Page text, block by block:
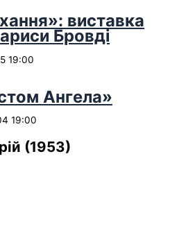
виставка
Бровді
19:00
Ангела»
19:00
(1953)